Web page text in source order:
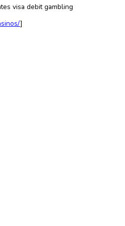
die speziell dafür
Beutel geliefert wird. Diese
genießen möchten, unsere
BPA-freien Beutel eine
der gut für Sie und für